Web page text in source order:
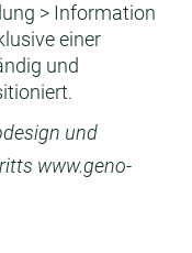
> Information
einer
und
und
www.geno-